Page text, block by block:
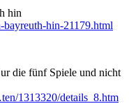
hin
hin-21179.html
die fünf Spiele und nicht
1313320/details_8.htm